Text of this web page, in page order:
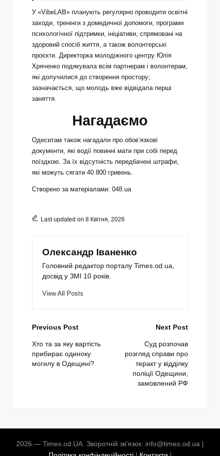
У «VibeLAB» планують регулярно проводити освітні
заходи, тренінги з домедичної допомоги, програми
психологічної підтримки, ініціативи, спрямовані на
здоровий спосіб життя, а також волонтерські
проєкти. Директорка молодіжного центру Юлія
Хряченко подякувала всім партнерам і волонтерам,
які долучилися до створення простору;
зазначається, що молодь вже відвідала перші
заняття.
Нагадаємо
Одеситам також нагадали про обов’язкові
документи, які водії повинні мати при собі перед
поїздкою. За їх відсутність передбачені штрафи,
які можуть сягати 40 800 гривень.
Створено за матеріалами: 048.ua
Last updated on 8 Квітня, 2026
Олександр Іваненко
Головний редактор порталу Times.od.ua,
досвід у ЗМІ 10 років.
View All Posts
Post
navigation
Previous Post
Хто та за яку вартість
прибирає одиноку
могилу в Одещині?
Next Post
Суд розпочав
розгляд справи про
теракт у відділку
поліції Одещини,
замовлений РФ
2026 — Times.od.UA. Зворотній зв'язок: info@times.od.ua |